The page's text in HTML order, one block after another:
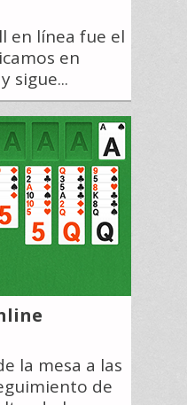
en línea fue el
en
sigue...
la mesa a las
de